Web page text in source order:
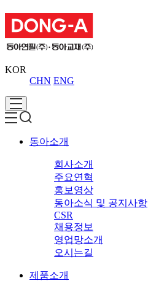
KOR
CHN ENG
동아소개
회사소개
주요연혁
홍보영상
동아소식 및 공지사항
CSR
채용정보
영업망소개
오시는길
제품소개